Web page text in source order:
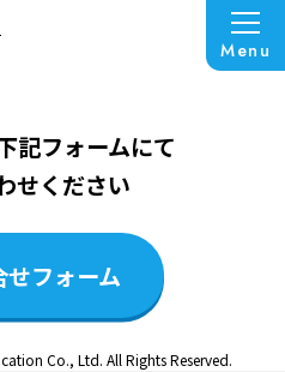
Menu
了いたしました
記フォームにて
せください
せフォーム
Co., Ltd. All Rights Reserved.